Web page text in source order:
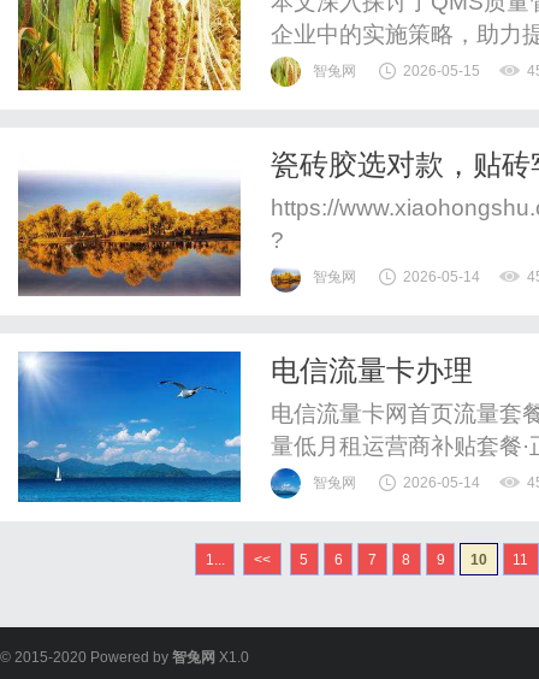
企业中的实施策略，助力
智兔网 2026-05-15
瓷砖胶选对款，贴
https://
?
智兔网 2026-05-14
电信流量卡办理
电信流量卡网首页流量套
量低月租运营商补贴套餐
套餐，享受国家政策补贴
以上通用流量全国无漫游
要说明：市面上流传的"19
智兔网 2026-05-14
1... << 5 6 7 8 9 10 11
© 2015-2020 Powered by 智兔网 X1.0